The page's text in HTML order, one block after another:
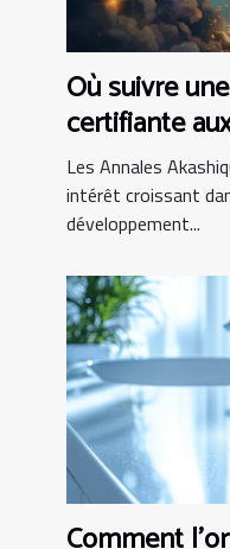
Où suivre
certifiante
Akashiques ?
Les Annales
intérêt croissant
développement...